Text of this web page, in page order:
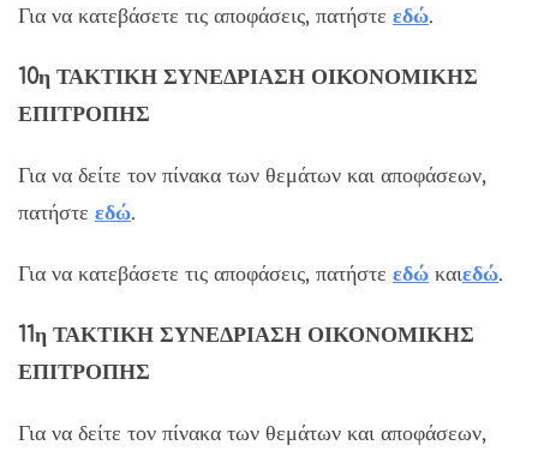
Για να κατεβάσετε τις αποφάσεις, πατήστε εδώ.
10η ΤΑΚΤΙΚΗ ΣΥΝΕΔΡΙΑΣΗ ΟΙΚΟΝΟΜΙΚΗΣ
ΕΠΙΤΡΟΠΗΣ
Για να δείτε τον πίνακα των θεμάτων και αποφάσεων,
πατήστε εδώ.
Για να κατεβάσετε τις αποφάσεις, πατήστε εδώ καιεδώ.
11η ΤΑΚΤΙΚΗ ΣΥΝΕΔΡΙΑΣΗ ΟΙΚΟΝΟΜΙΚΗΣ
ΕΠΙΤΡΟΠΗΣ
Για να δείτε τον πίνακα των θεμάτων και αποφάσεων,